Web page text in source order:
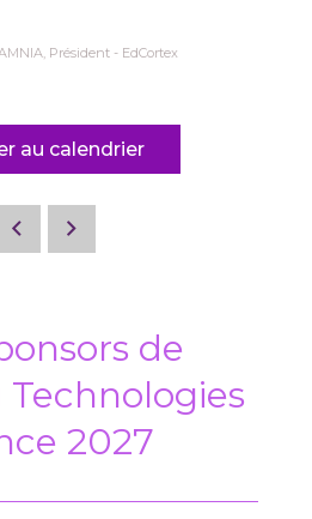
Président - EdCortex
au calendrier
de
2027